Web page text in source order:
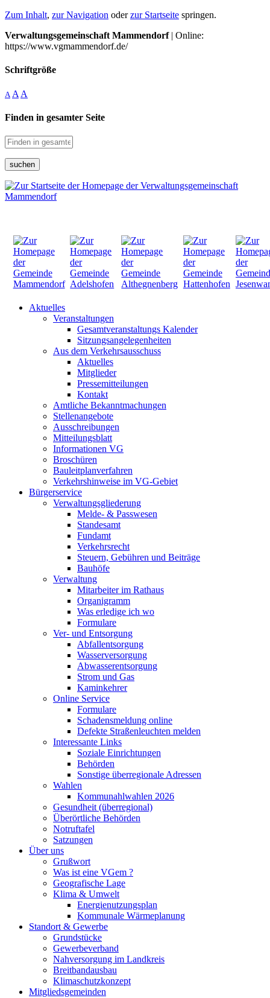
Zum Inhalt, zur Navigation oderzur Startseite springen.
Verwaltungsgemeinschaft Mammendorf| Online:
https://www.vgmammendorf.de/
Schriftgröße
A A A
Finden in gesamter Seite
suchen
Aktuelles
Veranstaltungen
Gesamtveranstaltungs Kalender
Sitzungsangelegenheiten
Aus dem Verkehrsausschuss
Aktuelles
Mitglieder
Pressemitteilungen
Kontakt
Amtliche Bekanntmachungen
Stellenangebote
Ausschreibungen
Mitteilungsblatt
Informationen VG
Broschüren
Bauleitplanverfahren
Verkehrshinweise im VG-Gebiet
Bürgerservice
Verwaltungsgliederung
Melde- & Passwesen
Standesamt
Fundamt
Verkehrsrecht
Steuern, Gebühren und Beiträge
Bauhöfe
Verwaltung
Mitarbeiter im Rathaus
Organigramm
Was erledige ich wo
Formulare
Ver- und Entsorgung
Abfallentsorgung
Wasserversorgung
Abwasserentsorgung
Strom und Gas
Kaminkehrer
Online Service
Formulare
Schadensmeldung online
Defekte Straßenleuchten melden
Interessante Links
Soziale Einrichtungen
Behörden
Sonstige überregionale Adressen
Wahlen
Kommunahlwahlen 2026
Gesundheit (überregional)
Überörtliche Behörden
Notruftafel
Satzungen
Über uns
Grußwort
Was ist eine VGem ?
Geografische Lage
Klima & Umwelt
Energienutzungsplan
Kommunale Wärmeplanung
Standort & Gewerbe
Grundstücke
Gewerbeverband
Nahversorgung im Landkreis
Breitbandausbau
Klimaschutzkonzept
Mitgliedsgemeinden